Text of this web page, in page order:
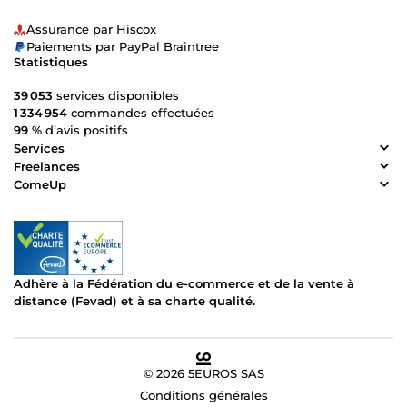
Assurance par Hiscox
Paiements par PayPal Braintree
Statistiques
39 053 services disponibles
1 334 954 commandes effectuées
99 % d’avis positifs
Services
Freelances
ComeUp
Adhère à la Fédération du e-commerce et de la vente à
distance (Fevad) et à sa charte qualité.
© 2026 5EUROS SAS
Conditions générales